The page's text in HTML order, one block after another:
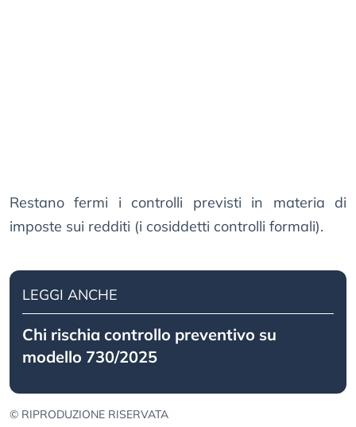
Restano fermi i controlli previsti in materia di
imposte sui redditi (i cosiddetti controlli formali).
LEGGI ANCHE
Chi rischia controllo preventivo su
modello 730/2025
© RIPRODUZIONE RISERVATA